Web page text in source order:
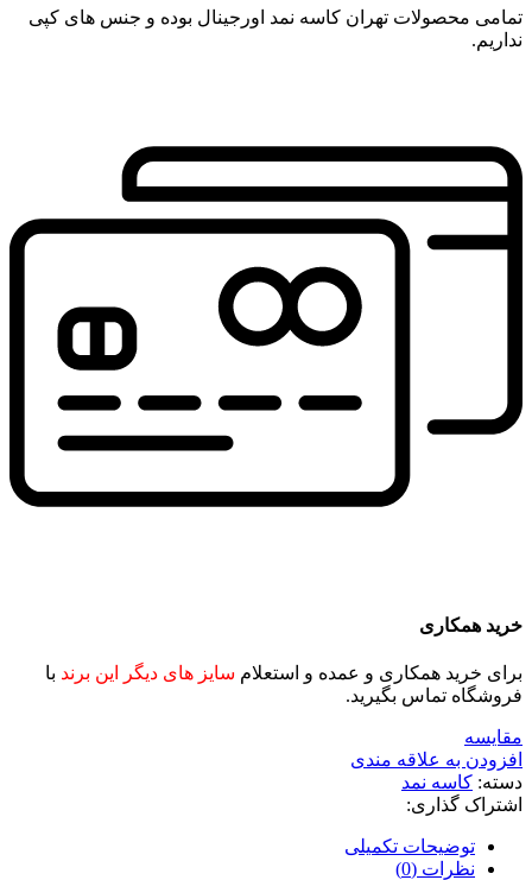
تمامی محصولات تهران کاسه نمد اورجینال بوده و جنس های کپی
نداریم.
خرید همکاری
برای خرید همکاری و عمده و استعلام سایز های دیگر این برند با
فروشگاه تماس بگیرید.
مقايسه
افزودن به علاقه مندی
دسته: کاسه نمد
اشتراک گذاری:
توضیحات تکمیلی
نظرات (0)